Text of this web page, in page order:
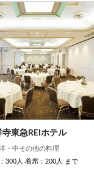
寺東急REIホテル
・中その他の料理
300人 着席：200人 まで